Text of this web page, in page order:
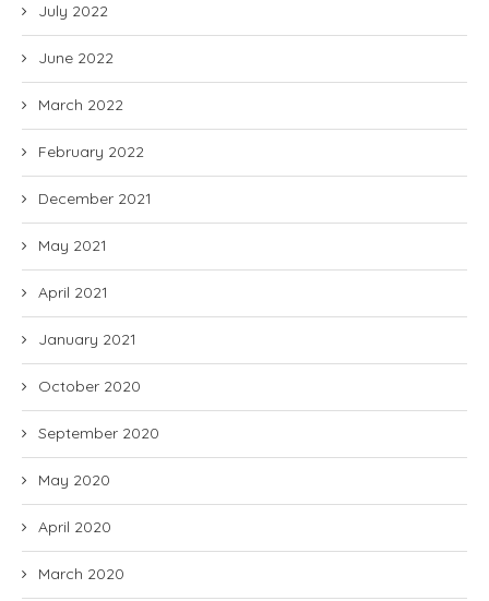
July 2022
June 2022
March 2022
February 2022
December 2021
May 2021
April 2021
January 2021
October 2020
September 2020
May 2020
April 2020
March 2020